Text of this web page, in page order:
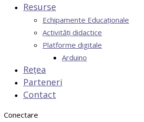
Resurse
Echipamente Educaționale
Activități didactice
Platforme digitale
Arduino
Rețea
Parteneri
Contact
Conectare